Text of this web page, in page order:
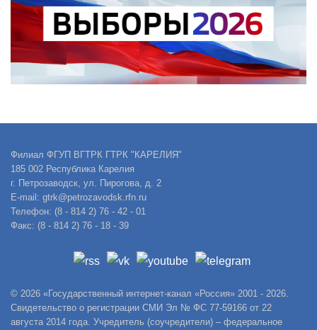
Филиал ФГУП ВГТРК ГТРК "КАРЕЛИЯ"
185 002 Республика Карелия
г. Петрозаводск, ул. Пирогова, д. 2
E-mail: gtrk@petrozavodsk.rfn.ru
Телефон: (8 - 814 2) 76 - 42 - 01
Факс: (8 - 814 2) 76 - 18 - 39
© 2026 «Государственный интернет-канал «Россия» 2001 - 2026.
Свидетельство о регистрации СМИ Эл № ФС 77-59166 от 22
августа 2014 года. Учредитель (соучредители) – федеральное